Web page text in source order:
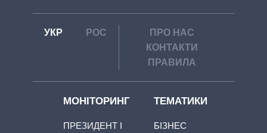
УКР РОС
ПРО НАС
КОНТАКТИ
ПРАВИЛА
МОНІТОРИНГ
ПРЕЗИДЕНТ І
ТЕМАТИКИ
БІЗНЕС